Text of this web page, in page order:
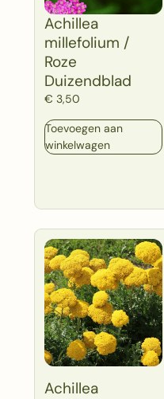
Achillea
millefolium /
Roze
Duizendblad
€ 3,50
Toevoegen aan
winkelwagen
Achillea